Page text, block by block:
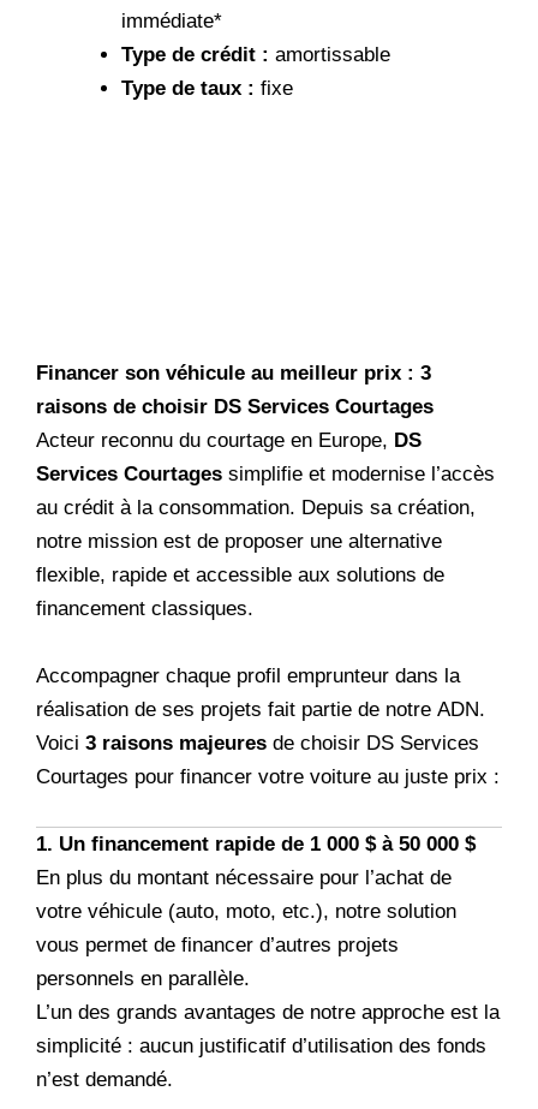
immédiate*
Type de crédit : amortissable
Type de taux : fixe
Financer son véhicule au meilleur prix : 3
raisons de choisir DS Services Courtages
Acteur reconnu du courtage en Europe, DS
Services Courtages simplifie et modernise l’accès
au crédit à la consommation. Depuis sa création,
notre mission est de proposer une alternative
flexible, rapide et accessible aux solutions de
financement classiques.
Accompagner chaque profil emprunteur dans la
réalisation de ses projets fait partie de notre ADN.
Voici 3 raisons majeures de choisir DS Services
Courtages pour financer votre voiture au juste prix :
1. Un financement rapide de 1 000 $ à 50 000 $
En plus du montant nécessaire pour l’achat de
votre véhicule (auto, moto, etc.), notre solution
vous permet de financer d’autres projets
personnels en parallèle.
L’un des grands avantages de notre approche est la
simplicité : aucun justificatif d’utilisation des fonds
n’est demandé.